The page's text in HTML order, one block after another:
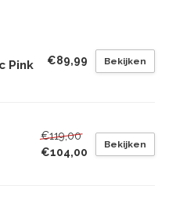
Pink
€89,99 Bekijken
€119,00
€104,00
Bekijken